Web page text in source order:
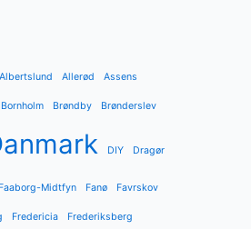
Albertslund Allerød Assens
Bornholm Brøndby Brønderslev
DIY Dragør
Faaborg-Midtfyn Fanø Favrskov
Fredericia Frederiksberg